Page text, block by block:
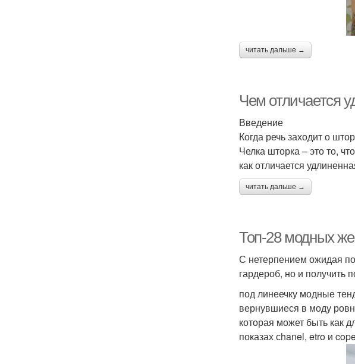
читать дальше →
Чем отличается
Введение
Когда речь заходит о
Челка шторка – это то,
как отличается
читать дальше →
Топ-28 модных
С нетерпением ожидая
гардероб, но и получить
под линеечку модные
вернувшиеся в моду
которая может быть как
показах сhanel, etro и